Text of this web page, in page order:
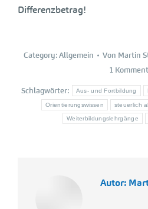
Differenzbetrag!
Category:Allgemein Von Martin
1
Schlagwörter: Aus- und Fortbildung
Orientierungswissen steuerlich
Weiterbildungslehrgänge
Autor: